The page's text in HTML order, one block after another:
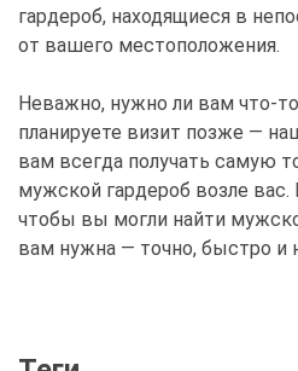
гардероб, находящиеся в
от вашего местоположения.
Неважно, нужно ли вам что-
планируете визит позже —
вам всегда получать самую
мужской гардероб возле вас.
чтобы вы могли найти
вам нужна — точно, быстро и